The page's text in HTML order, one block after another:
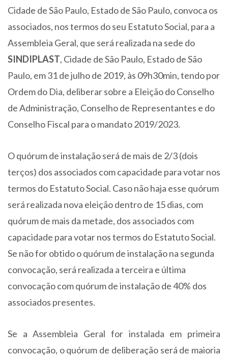
Cidade de São Paulo, Estado de São Paulo, convoca os
associados, nos termos do seu Estatuto Social, para a
Assembleia Geral, que será realizada na sede do
SINDIPLAST, Cidade de São Paulo, Estado de São
Paulo, em 31 de julho de 2019, às 09h30min, tendo por
Ordem do Dia, deliberar sobre a Eleição do Conselho
de Administração, Conselho de Representantes e do
Conselho Fiscal para o mandato 2019/2023.
O quórum de instalação será de mais de 2/3 (dois
terços) dos associados com capacidade para votar nos
termos do Estatuto Social. Caso não haja esse quórum
será realizada nova eleição dentro de 15 dias, com
quórum de mais da metade, dos associados com
capacidade para votar nos termos do Estatuto Social.
Se não for obtido o quórum de instalação na segunda
convocação, será realizada a terceira e última
convocação com quórum de instalação de 40% dos
associados presentes.
Se a Assembleia Geral for instalada em primeira
convocação, o quórum de deliberação será de maioria